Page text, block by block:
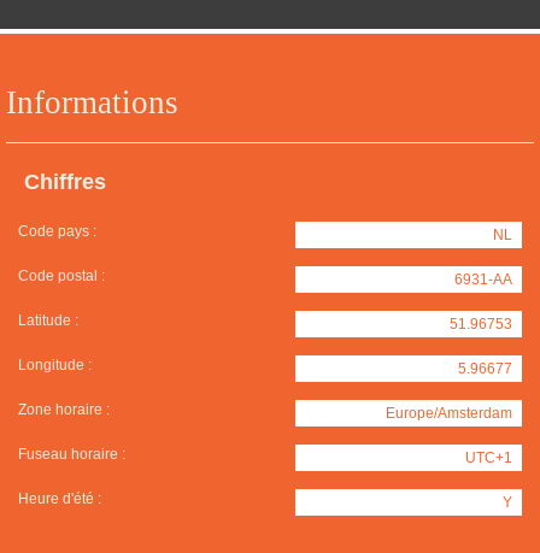
Informations
Chiffres
Code pays : NL
Code postal : 6931-AA
Latitude : 51.96753
Longitude : 5.96677
Zone horaire : Europe/Amsterdam
Fuseau horaire : UTC+1
Heure d'été : Y